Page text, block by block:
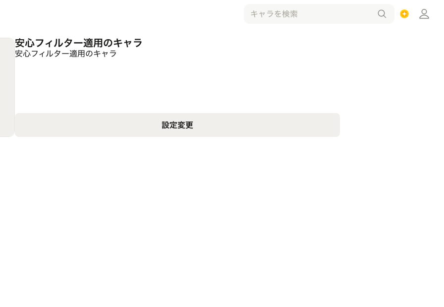
安心フィルター適用のキャラ
安心フィルター適用のキャラ
設定変更